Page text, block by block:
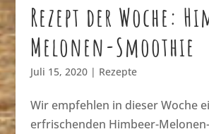
Rezept der Woche:
Melonen-Smoothie
Juli 15, 2020| Rezepte
Wir empfehlen in dieser Woche
erfrischenden Himbeer-